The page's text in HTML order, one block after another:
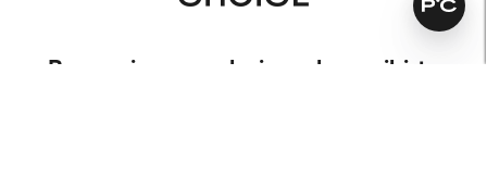
Promociones exclusivas al suscribirte